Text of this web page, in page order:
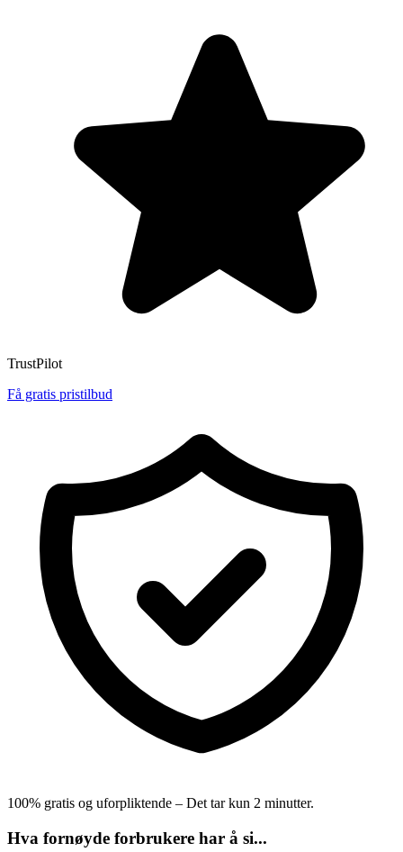
TrustPilot
Få gratis pristilbud
100% gratis og uforpliktende – Det tar kun 2 minutter.
Hva fornøyde forbrukere har å si...